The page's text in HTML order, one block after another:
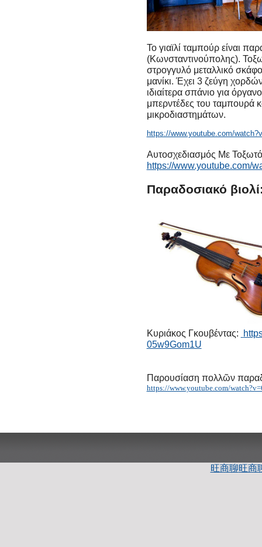
Το γιαϊλί ταμπούρ είναι
(Κωνσταντινούπολης).
στρογγυλό μεταλλικό
μανίκι. Έχει 3 ζεύγη
ιδιαίτερα σπάνιο για
μπερντέδες του ταμπουρά
μικροδιαστημάτων.
https://www.youtube.com/
Αυτοσχεδιασμός Με
https://www.youtube.com/
Παραδοσιακό
Κυριάκος Γκουβέντας:
05w9Gom1U
Παρουσίαση πολλῶν
https://www.youtube.com/
旺商聊旺商